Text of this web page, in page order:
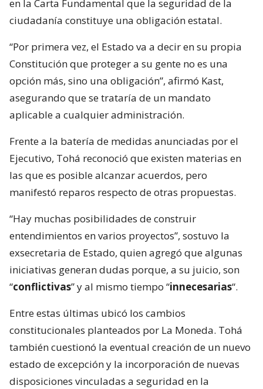
en la Carta Fundamental que la seguridad de la
ciudadanía constituye una obligación estatal.
“Por primera vez, el Estado va a decir en su propia
Constitución que proteger a su gente no es una
opción más, sino una obligación”, afirmó Kast,
asegurando que se trataría de un mandato
aplicable a cualquier administración.
Frente a la batería de medidas anunciadas por el
Ejecutivo, Tohá reconoció que existen materias en
las que es posible alcanzar acuerdos, pero
manifestó reparos respecto de otras propuestas.
“Hay muchas posibilidades de construir
entendimientos en varios proyectos”, sostuvo la
exsecretaria de Estado, quien agregó que algunas
iniciativas generan dudas porque, a su juicio, son
“conflictivas” y al mismo tiempo “innecesarias“.
Entre estas últimas ubicó los cambios
constitucionales planteados por La Moneda. Tohá
también cuestionó la eventual creación de un nuevo
estado de excepción y la incorporación de nuevas
disposiciones vinculadas a seguridad en la